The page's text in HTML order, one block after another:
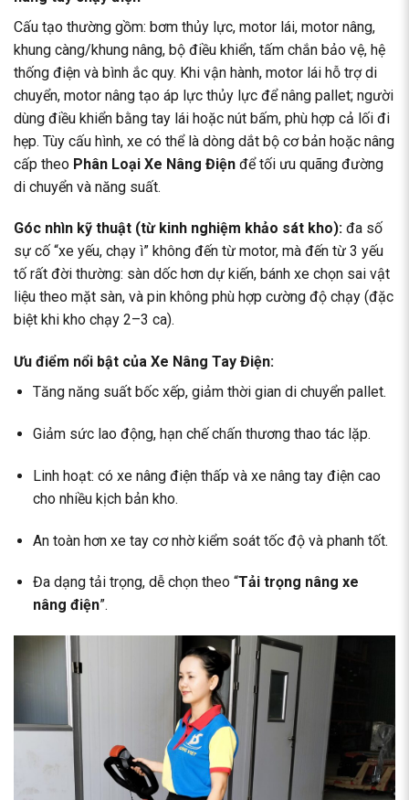
Cấu tạo thường gồm: bơm thủy lực, motor lái, motor nâng,
khung càng/khung nâng, bộ điều khiển, tấm chắn bảo vệ, hệ
thống điện và bình ắc quy. Khi vận hành, motor lái hỗ trợ di
chuyển, motor nâng tạo áp lực thủy lực để nâng pallet; người
dùng điều khiển bằng tay lái hoặc nút bấm, phù hợp cả lối đi
hẹp. Tùy cấu hình, xe có thể là dòng dắt bộ cơ bản hoặc nâng
cấp theo Phân Loại Xe Nâng Điện để tối ưu quãng đường
di chuyển và năng suất.
Góc nhìn kỹ thuật (từ kinh nghiệm khảo sát kho): đa số
sự cố “xe yếu, chạy ì” không đến từ motor, mà đến từ 3 yếu
tố rất đời thường: sàn dốc hơn dự kiến, bánh xe chọn sai vật
liệu theo mặt sàn, và pin không phù hợp cường độ chạy (đặc
biệt khi kho chạy 2–3 ca).
Ưu điểm nổi bật của Xe Nâng Tay Điện:
Tăng năng suất bốc xếp, giảm thời gian di chuyển pallet.
Giảm sức lao động, hạn chế chấn thương thao tác lặp.
Linh hoạt: có xe nâng điện thấp và xe nâng tay điện cao
cho nhiều kịch bản kho.
An toàn hơn xe tay cơ nhờ kiểm soát tốc độ và phanh tốt.
Đa dạng tải trọng, dễ chọn theo “Tải trọng nâng xe
nâng điện”.